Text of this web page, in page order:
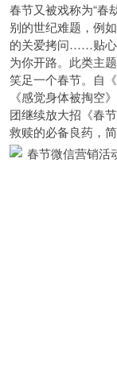
春节又被戏称为“春
别的世纪难题，例
的关爱拷问……贴心
为你开路。此类主
笑足一个春节。自
《感觉身体被掏空
团继续放大招《春
救赎的必备良药，